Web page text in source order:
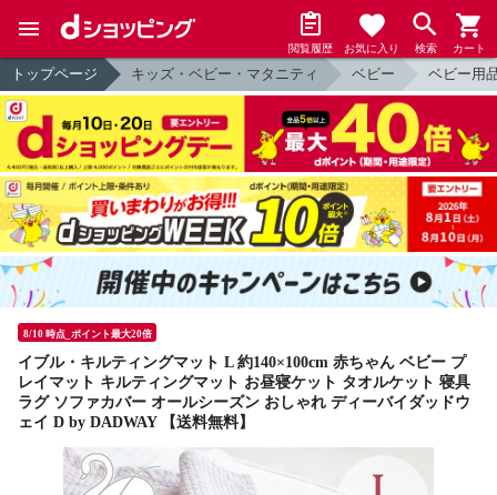
閲覧履歴 お気に入り 検索 カート
トップページ キッズ・ベビー・マタニティ ベビー ベビー用
8/10 時点_ポイント最大20倍
イブル・キルティングマット L 約140×100cm 赤ちゃん ベビー プ
レイマット キルティングマット お昼寝ケット タオルケット 寝具
ラグ ソファカバー オールシーズン おしゃれ ディーバイダッドウ
ェイ D by DADWAY 【送料無料】